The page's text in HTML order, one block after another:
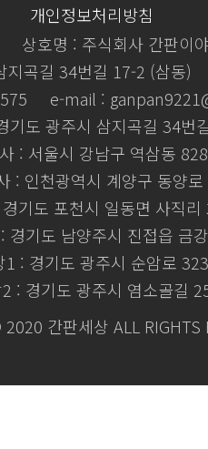
개인정보처리방침
상호명 : 주식회사 간판이
지곡길 34번길 17-2 (삼동)
e-mail :
기도 광주시 삼지곡길 34번
: 서울시 강남구 역삼동
: 인천광역시 계양구 동양
기도 포천시 일동면 사직
경기도 남양주시 진접읍 금
1 : 경기도 광주시 순암로 323
: 경기도 광주시 염소골길
간판세상 ALL RIGHTS